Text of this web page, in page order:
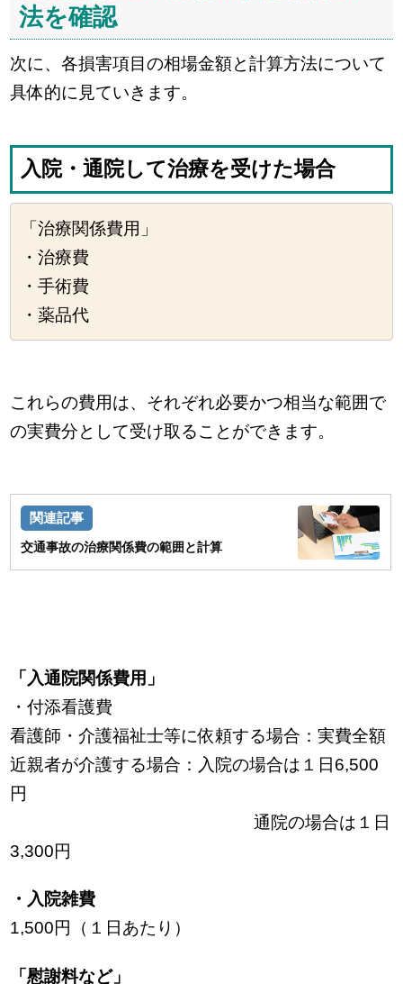
法を確認
次に、各損害項目の相場金額と計算方法について
具体的に見ていきます。
入院・通院して治療を受けた場合
「治療関係費用」
・治療費
・手術費
・薬品代
これらの費用は、それぞれ必要かつ相当な範囲で
の実費分として受け取ることができます。
交通事故の治療関係費の範囲と計算
「入通院関係費用」
・付添看護費
看護師・介護福祉士等に依頼する場合：実費全額
近親者が介護する場合：入院の場合は１日6,500
円
通院の場合は１日
3,300円
・入院雑費
1,500円（１日あたり）
「慰謝料など」